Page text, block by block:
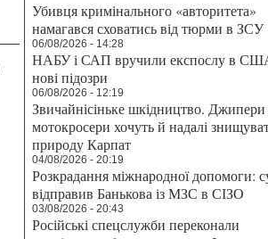
Убивця кримінального «авторитета»
намагався сховатись від тюрми в ЗСУ
06/08/2026 - 14:28
НАБУ і САП вручили експослу в
нові підозри
06/08/2026 - 12:19
Звичайнісіньке шкідництво. Джипери
мотокросери хочуть й надалі
природу Карпат
04/08/2026 - 20:19
Розкрадання міжнародної допомоги:
відправив Банькова із МЗС в СІЗО
03/08/2026 - 20:43
Російські спецслужби переконали